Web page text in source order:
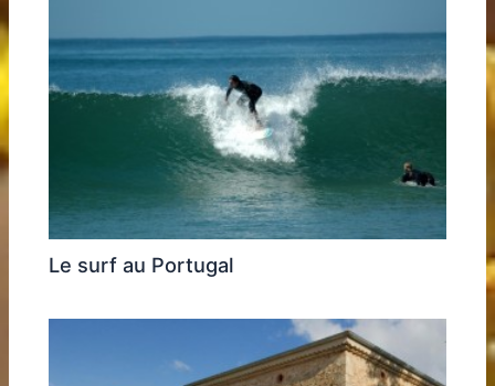
Le surf au Portugal